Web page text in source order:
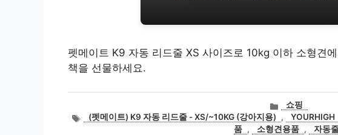
펫메이트 K9 자동 리드줄 XS 사이즈로 10kg 이하 소형견
책을 선물하세요.
카
고
쇼핑
태(펫메이트) K9 자동 리드줄 - XS/~10KG (강아지용) , YOURHIGH
품 , 소형견용품 , 자동